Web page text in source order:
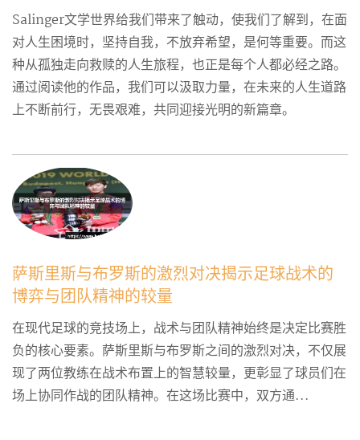
Salinger文学世界给我们带来了触动，使我们了解到，在面
对人生困境时，坚持自我，不放弃希望，是何等重要。而这
种从孤独走向救赎的人生旅程，也正是每个人都必经之路。
通过阅读他的作品，我们可以汲取力量，在未来的人生道路
上不断前行，无畏艰难，共同迎接光明的新篇章。
萨斯里斯与布罗斯的激烈对决揭示足球战术的
博弈与团队精神的较量
在现代足球的竞技场上，战术与团队精神始终是决定比赛胜
负的核心要素。萨斯里斯与布罗斯之间的激烈对决，不仅展
现了两位教练在战术布置上的智慧较量，更彰显了球员们在
场上协同作战的团队精神。在这场比赛中，双方通...